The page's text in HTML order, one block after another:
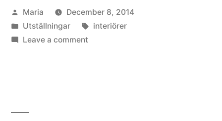
Posted
by
Maria
December 8, 2014
Posted
in
Utställningar Tags:
interiörer
Leave a commenton